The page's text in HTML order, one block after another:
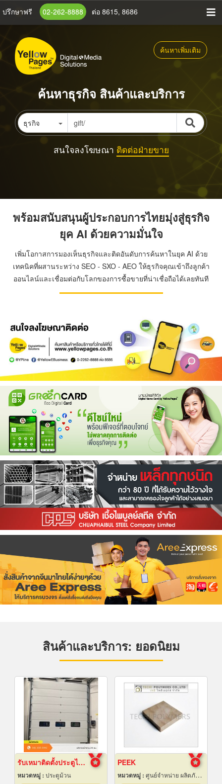
ข้าม
เนื้อหา
หลัก
ปรึกษาฟรี 02-262-8888 ต่อ 8615, 8686
ค้นหาเพิ่มเติม
ค้นหาธุรกิจ สินค้าและบริการ
ธุรกิจ
สนใจลงโฆษณา ติดต่อฝ่ายขาย
พร้อมสนับสนุนผู้ประกอบการไทยมุ่งสู่ธุรกิจ
ยุค AI ด้วยความมั่นใจ
เพิ่มโอกาสการมองเห็นธุรกิจและติดอันดับการค้นหาในยุค AI ด้วย
เทคนิคที่ผสานระหว่าง SEO - SXO - AEO ให้ธุรกิจคุณเข้าถึงลูกค้า
ออนไลน์และเชื่อมต่อกับโลกของการซื้อขายที่น่าเชื่อถือได้เลยทันที
สินค้าและบริการ: ยอดนิยม
รับเหมาติดตั้งประตูไฮสปีดดอร์
หมวดหมู่ : ประตูม้วน
PEEK
หมวดหมู่ : ศูนย์จำหน่าย ผลิตภัณฑ์พลาสติกชนิดแท่ง ท่อ แผ่นและสาย